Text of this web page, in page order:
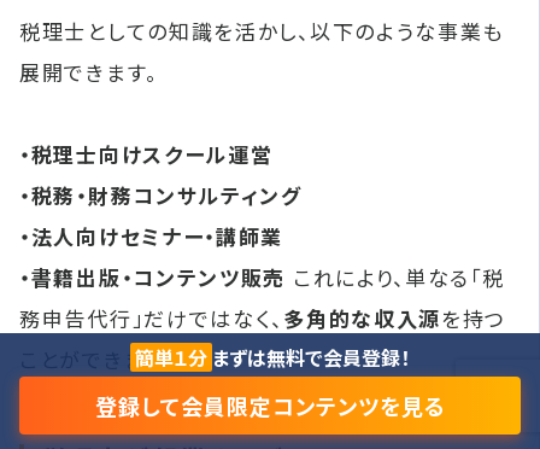
税理士としての知識を活かし、以下のような事業も
展開できます。
・税理士向けスクール運営
・税務・財務コンサルティング
・法人向けセミナー・講師業
・書籍出版・コンテンツ販売 これにより、単なる「税
務申告代行」だけではなく、 多角的な収入源を持つ
ことができます。
簡単１分 まずは無料で会員登録！
登録して会員限定コンテンツを見る